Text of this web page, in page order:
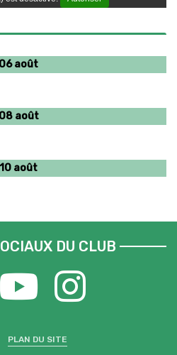
06 août
08 août
10 août
DU CLUB
PLAN DU SITE